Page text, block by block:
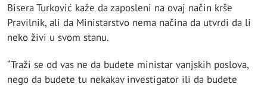
Bisera Turković kaže da zaposleni na ovaj način krše
Pravilnik, ali da Ministarstvo nema načina da utvrdi da li
neko živi u svom stanu.
“Traži se od vas ne da budete ministar vanjskih poslova,
nego da budete tu nekakav investigator ili da budete